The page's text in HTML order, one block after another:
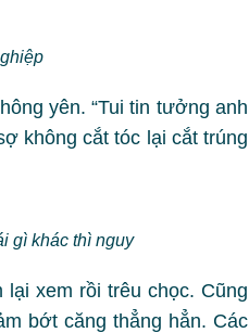
yên. “Tui tin tưởng anh
không cắt tóc lại cắt trúng
gì khác thì nguy
xem rồi trêu chọc. Cũng
bớt căng thẳng hẳn. Các